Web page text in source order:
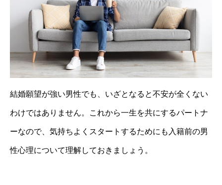
結婚願望が強い男性でも、いざとなると不安が全くない
わけではありません。これから一生を共にするパートナ
ーなので、気持ちよくスタートするためにも入籍前の男
性心理について理解しておきましょう。